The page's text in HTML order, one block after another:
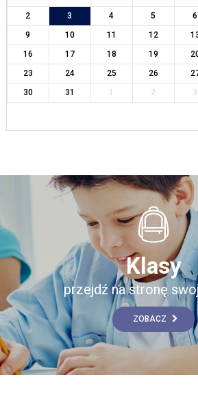
2
3 4 5 6
9
10 11 12
16
17 18 19
23
24 25 26
30
31 1 2 3
Klasy
przejdź na stronę
ZOBACZ